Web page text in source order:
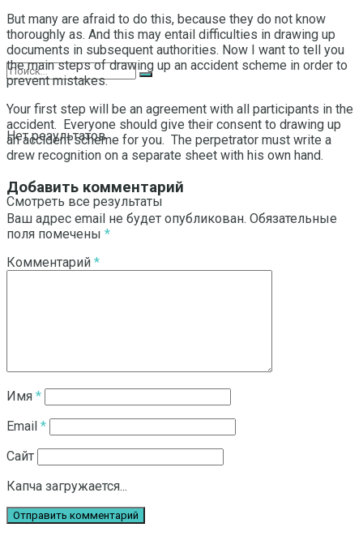
Нет результатов
Смотреть все результаты
But many are afraid to do this, because they do not know
thoroughly as. And this may entail difficulties in drawing up
documents in subsequent authorities. Now I want to tell you
the main steps of drawing up an accident scheme in order to
prevent mistakes.
Your first step will be an agreement with all participants in the
accident. Everyone should give their consent to drawing up
an accident scheme for you. The perpetrator must write a
drew recognition on a separate sheet with his own hand.
Добавить комментарий
Ваш адрес email не будет опубликован. Обязательные
поля помечены *
Комментарий *
Имя *
Email *
Сайт
Капча загружается...